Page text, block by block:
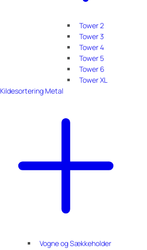
Tower 2
Tower 3
Tower 4
Tower 5
Tower 6
Tower XL
Kildesortering Metal
Vogne og Sækkeholder